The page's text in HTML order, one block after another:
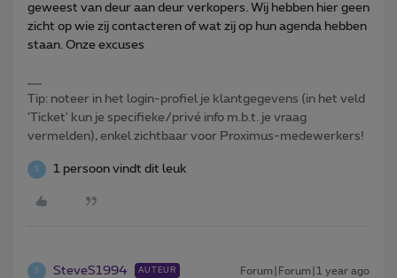
geweest van deur aan deur verkopers. Wij hebben hier geen
zicht op wie zij contacteren of wat zij op hun agenda hebben
staan. Onze excuses
Tip: noteer in het login-profiel je klantgegevens (in het veld
'Ticket' kun je specifieke/privé info m.b.t. je vraag
vermelden), enkel zichtbaar voor Proximus-medewerkers!
S 1 persoon vindt dit leuk
S SteveS1994 AUTEUR Forum|Forum|1 year ago